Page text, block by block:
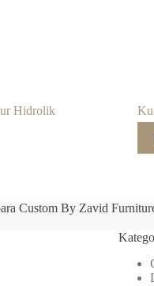
Hidrolik
Custom By Zavid